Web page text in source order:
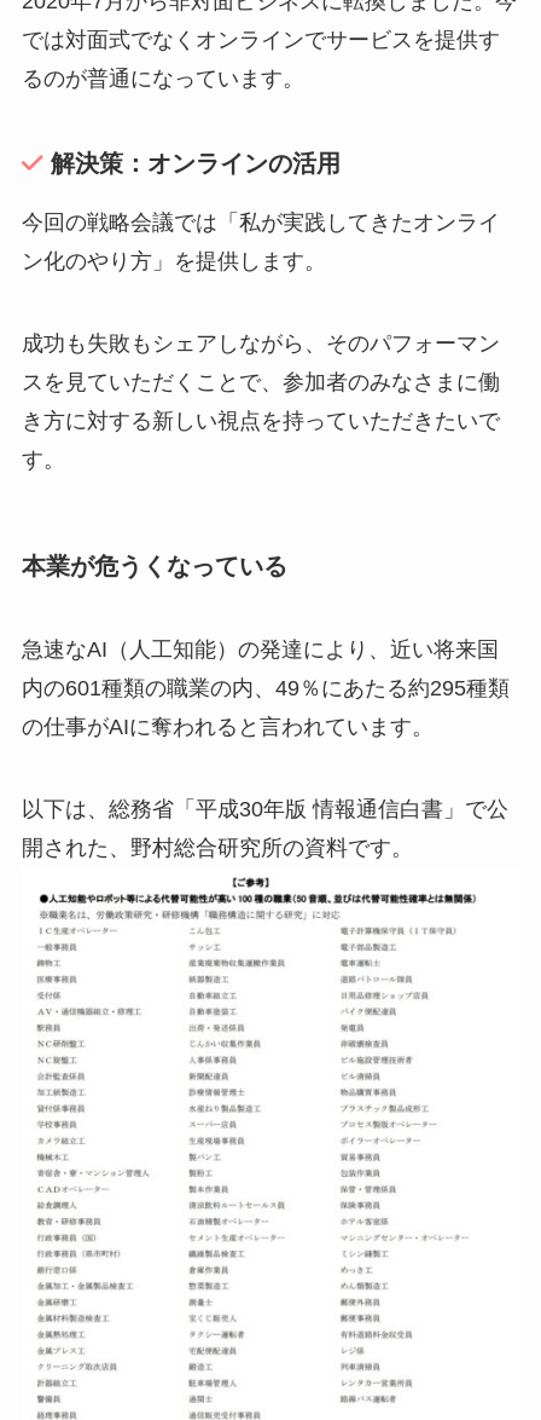
では対面式でなくオンラインでサービスを提供す
るのが普通になっています。
解決策：オンラインの活用
今回の戦略会議では「私が実践してきたオンライ
ン化のやり方」を提供します。
成功も失敗もシェアしながら、そのパフォーマン
スを見ていただくことで、参加者のみなさまに働
き方に対する新しい視点を持っていただきたいで
す。
本業が危うくなっている
急速なAI（人工知能）の発達により、近い将来国
内の601種類の職業の内、49％にあたる約295種類
の仕事がAIに奪われると言われています。
以下は、総務省「平成30年版 情報通信白書」で公
開された、野村総合研究所の資料です。